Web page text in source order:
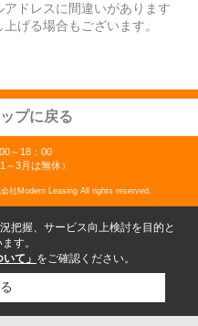
ドレスに間違いがあります
げる場合もございます。
プに戻る
～18：00
3月は無休）
社Modern Leasing All rights reserved.
把握、サービス向上検討を目的と
す。
て」 をご確認ください。